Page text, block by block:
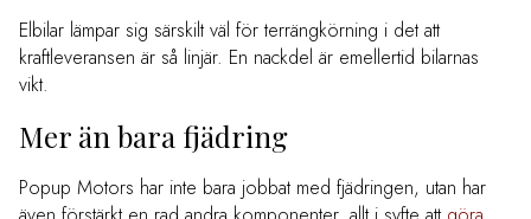
Elbilar lämpar sig särskilt väl för terrängkörning i det att
kraftleveransen är så linjär. En nackdel är emellertid bilarnas
vikt.
Mer än bara fjädring
Popup Motors har inte bara jobbat med fjädringen, utan har